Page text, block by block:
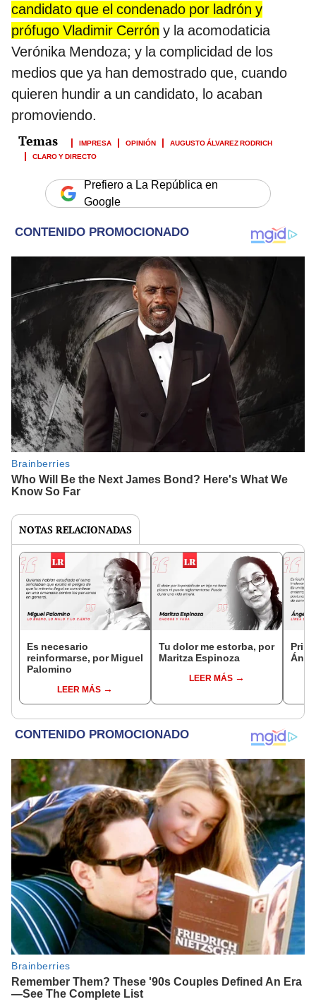
candidato que el condenado por ladrón y
prófugo Vladimir Cerrón y la acomodaticia
Verónika Mendoza; y la complicidad de los
medios que ya han demostrado que, cuando
quieren hundir a un candidato, lo acaban
promoviendo.
IMPRESA OPINIÓN
AUGUSTO ÁLVAREZ RODRICH
CLARO Y DIRECTO
Prefiero a La República en
Google
NOTAS RELACIONADAS
Es necesario
reinformarse, por Miguel
Palomino
LEER MÁS
Tu dolor me estorba, por
Maritza Espinoza
LEER MÁS